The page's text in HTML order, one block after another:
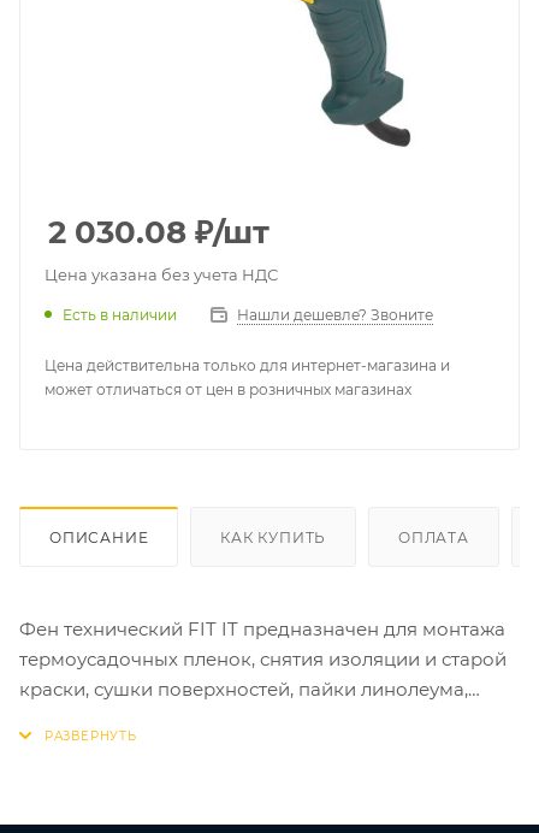
2 030.08 ₽/шт
Цена указана без учета НДС
Есть в наличии Нашли дешевле? Звоните
Цена действительна только для интернет-магазина и
может отличаться от цен в розничных магазинах
ОПИСАНИЕ КАК КУПИТЬ ОПЛАТА
Фен технический FIT IT предназначен для монтажа
термоусадочных пленок, снятия изоляции и старой
краски, сушки поверхностей, пайки линолеума,